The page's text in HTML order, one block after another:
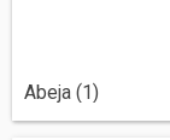
Abeja (1)